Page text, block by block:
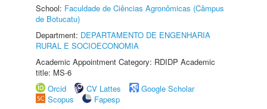
School: Faculdade de Ciências Agronômicas (Câmpus
de Botucatu)
Department: DEPARTAMENTO DE ENGENHARIA
RURAL E SOCIOECONOMIA
Academic Appointment Category: RDIDP Academic
title: MS-6
Orcid
CV Lattes
Google Scholar
Scopus
Fapesp